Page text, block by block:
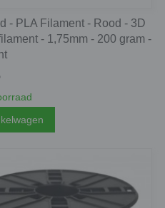
- PLA Filament - Rood - 3D
- 1,75mm - 200 gram -